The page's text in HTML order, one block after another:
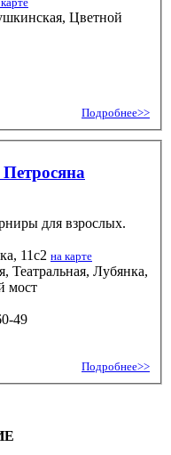
Цветной
Подробнее>>
для взрослых.
11с2 на карте
Театральная, Лубянка,
мост
49
Подробнее>>